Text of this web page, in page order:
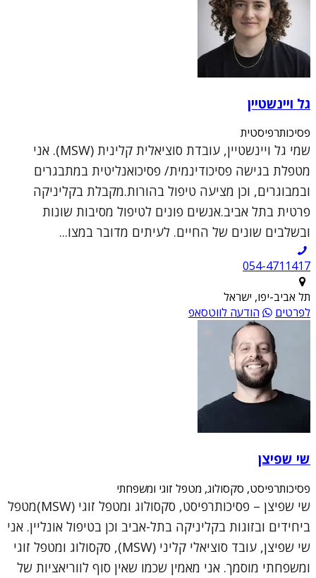
גל ויינשטיין
פסיכותרפיסטית
שמי גל ויינשטיין, עובדת סוציאלית קלינית (MSW). אני
מטפלת בגישה פסיכודינמית/ פסיכואנליטית במתבגרים
ובמבוגרים, וכן מציעה טיפול בהורות.מקבלת בקליניקה
פרטית בתל אביב.אנשים פונים לטיפול מסיבות שונות
ובשלבים שונים של החיים. לעיתים מדובר במצו...
054-4711417
תל אביב-יפו, ישראל
לפרטים
הודעה לווטסאפ
שי שפיצן
פסיכותרפיסט, סקסולוג, מטפל זוגי ומשפחתי
שי שפיצן – פסיכותרפיסט, סקסולוג ומטפל זוגי (MSW)מטפל
ביחידים ובזוגות בקליניקה בתל-אביב וכן בטיפול אונליין. אני
שי שפיצן, עובד סוציאלי קליני (MSW), סקסולוג ומטפל זוגי
ומשפחתי מוסמך. אני מאמין שכמו שאין סוף לווריאציות של